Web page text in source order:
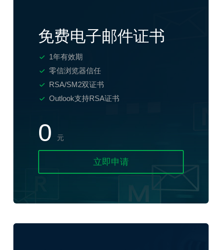
免费电子邮件证书
1年有效期
零信浏览器信任
RSA/SM2双证书
Outlook支持RSA证书
0 元
立即申请